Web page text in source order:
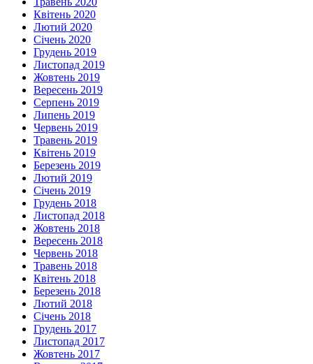
Квітень 2020
Лютий 2020
Січень 2020
Грудень 2019
Листопад 2019
Жовтень 2019
Вересень 2019
Серпень 2019
Липень 2019
Червень 2019
Травень 2019
Квітень 2019
Березень 2019
Лютий 2019
Січень 2019
Грудень 2018
Листопад 2018
Жовтень 2018
Вересень 2018
Червень 2018
Травень 2018
Квітень 2018
Березень 2018
Лютий 2018
Січень 2018
Грудень 2017
Листопад 2017
Жовтень 2017